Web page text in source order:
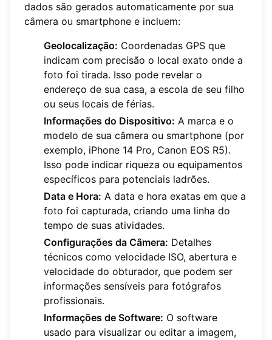
dados são gerados automaticamente por sua
câmera ou smartphone e incluem:
Geolocalização: Coordenadas GPS que
indicam com precisão o local exato onde a
foto foi tirada. Isso pode revelar o
endereço de sua casa, a escola de seu filho
ou seus locais de férias.
Informações do Dispositivo: A marca e o
modelo de sua câmera ou smartphone (por
exemplo, iPhone 14 Pro, Canon EOS R5).
Isso pode indicar riqueza ou equipamentos
específicos para potenciais ladrões.
Data e Hora: A data e hora exatas em que a
foto foi capturada, criando uma linha do
tempo de suas atividades.
Configurações da Câmera: Detalhes
técnicos como velocidade ISO, abertura e
velocidade do obturador, que podem ser
informações sensíveis para fotógrafos
profissionais.
Informações de Software: O software
usado para visualizar ou editar a imagem,